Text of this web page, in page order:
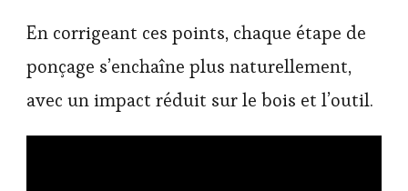
En corrigeant ces points, chaque étape de
ponçage s’enchaîne plus naturellement,
avec un impact réduit sur le bois et l’outil.